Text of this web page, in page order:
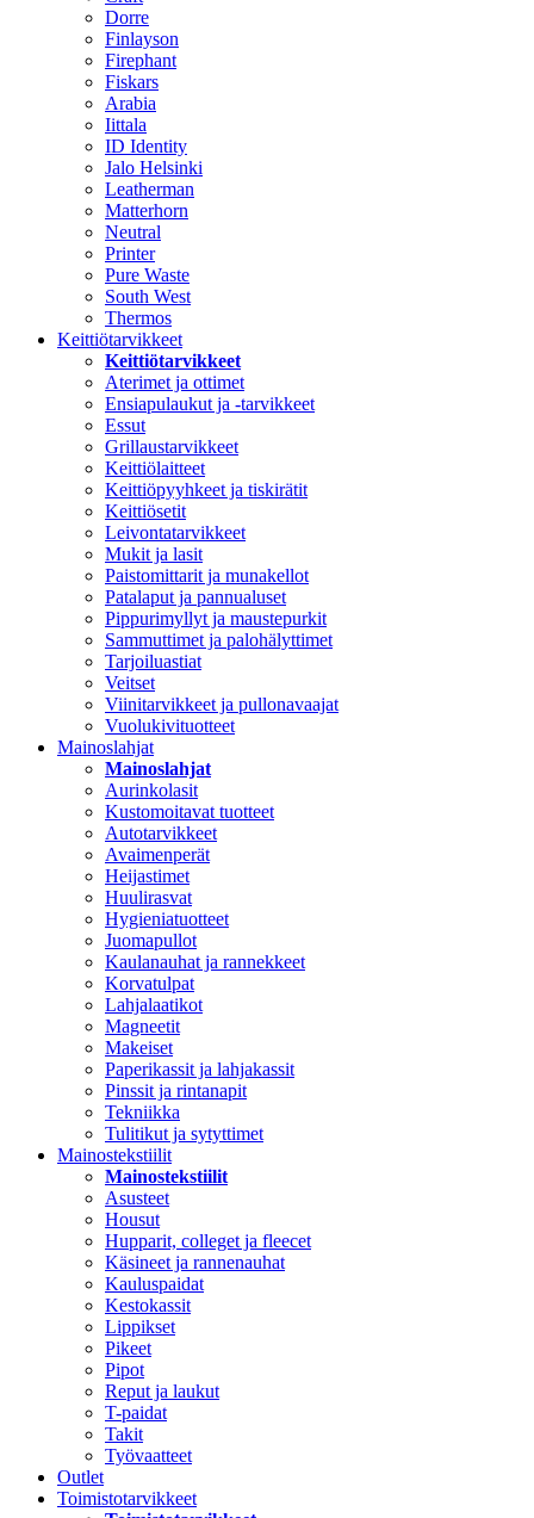
Dorre
Finlayson
Firephant
Fiskars
Arabia
Iittala
ID Identity
Jalo Helsinki
Leatherman
Matterhorn
Neutral
Printer
Pure Waste
South West
Thermos
Keittiötarvikkeet
Keittiötarvikkeet
Aterimet ja ottimet
Ensiapulaukut ja -tarvikkeet
Essut
Grillaustarvikkeet
Keittiölaitteet
Keittiöpyyhkeet ja tiskirätit
Keittiösetit
Leivontatarvikkeet
Mukit ja lasit
Paistomittarit ja munakellot
Patalaput ja pannualuset
Pippurimyllyt ja maustepurkit
Sammuttimet ja palohälyttimet
Tarjoiluastiat
Veitset
Viinitarvikkeet ja pullonavaajat
Vuolukivituotteet
Mainoslahjat
Mainoslahjat
Aurinkolasit
Kustomoitavat tuotteet
Autotarvikkeet
Avaimenperät
Heijastimet
Huulirasvat
Hygieniatuotteet
Juomapullot
Kaulanauhat ja rannekkeet
Korvatulpat
Lahjalaatikot
Magneetit
Makeiset
Paperikassit ja lahjakassit
Pinssit ja rintanapit
Tekniikka
Tulitikut ja sytyttimet
Mainostekstiilit
Mainostekstiilit
Asusteet
Housut
Hupparit, colleget ja fleecet
Käsineet ja rannenauhat
Kauluspaidat
Kestokassit
Lippikset
Pikeet
Pipot
Reput ja laukut
T-paidat
Takit
Työvaatteet
Outlet
Toimistotarvikkeet